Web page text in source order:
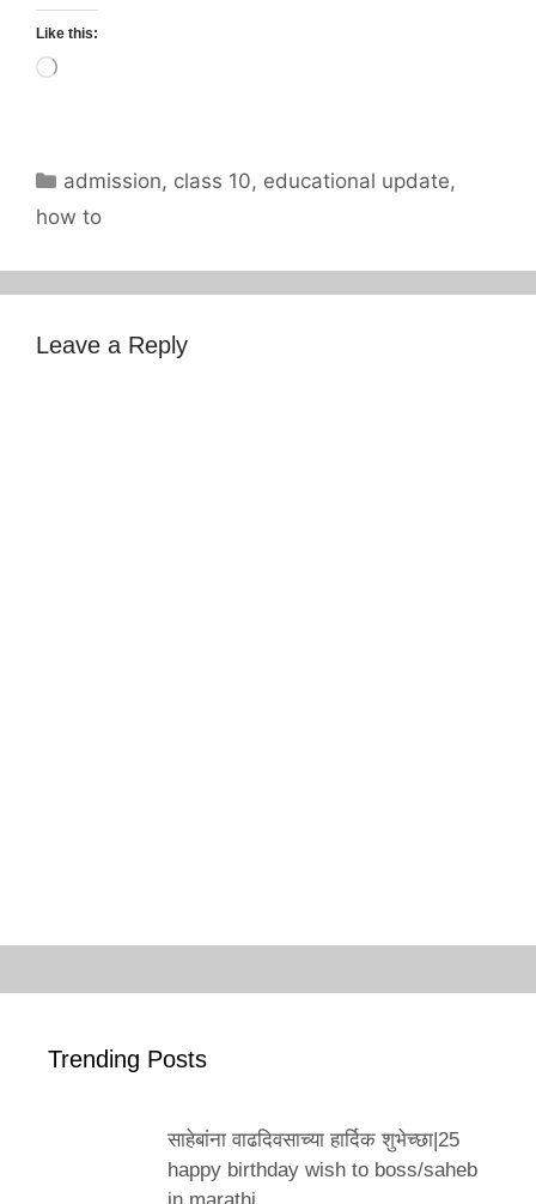
Like this:
Loading…
Categories
admission, class 10, educational update,
how to
Leave a Reply
Trending Posts
साहेबांना वाढदिवसाच्या हार्दिक शुभेच्छा|25
happy birthday wish to boss/saheb